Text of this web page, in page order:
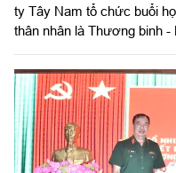
ty Tây Nam tổ chức buổi
thân nhân là Thương binh -
thương binh, bệnh binh
binh - Liệt sĩ (27/7/1947 –